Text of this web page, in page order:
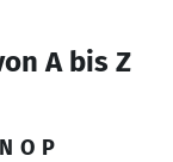
A bis Z
N O P